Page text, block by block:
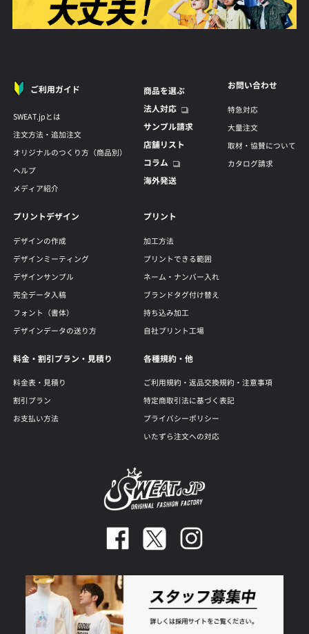
ご利用ガイド
SWEAT.jpとは
注文方法・追加注文
オリジナルのつくり方（商品別）
ヘルプ
メディア紹介
商品を選ぶ
法人対応
サンプル請求
店舗リスト
コラム
海外発送
お問い合わせ
特急対応
大量注文
取材・協賛について
カタログ請求
プリントデザイン
デザインの作成
デザインミーティング
デザインサンプル
完全データ入稿
フォント（書体）
デザインデータの送り方
プリント
加工方法
プリントできる範囲
ネーム・ナンバー入れ
ブランドタグ付け替え
持ち込み加工
自社プリント工場
料金・割引プラン・見積り
料金表・見積り
割引プラン
お支払い方法
各種規約・他
ご利用規約・返品交換規約・注意事項
特定商取引法に基づく表記
プライバシーポリシー
いたずら注文への対応